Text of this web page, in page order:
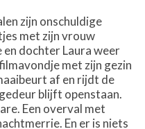
zijn onschuldige
met zijn vrouw
en dochter Laura weer
met zijn gezin
af en rijdt de
blijft openstaan.
Een overval met
En er is niets